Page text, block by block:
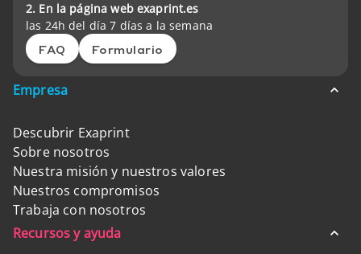
2. En la página web exaprint.es
las 24h del día 7 días a la semana
FAQ Formulario
Empresa
Descubrir Exaprint
Sobre nosotros
Nuestra misión y nuestros valores
Nuestros compromisos
Trabaja con nosotros
Recursos y ayuda